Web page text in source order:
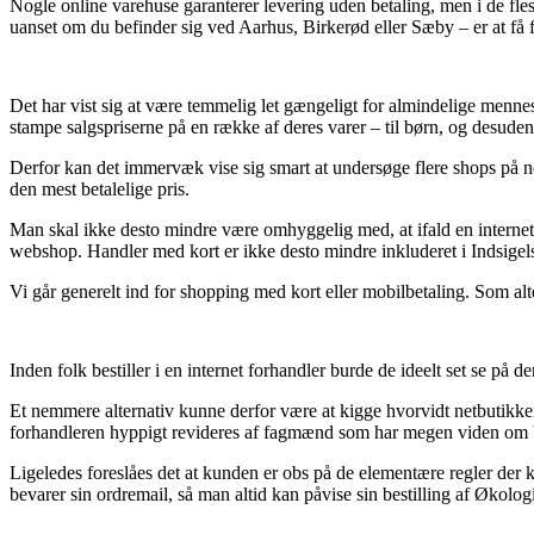
Nogle online varehuse garanterer levering uden betaling, men i de
uanset om du befinder sig ved Aarhus, Birkerød eller Sæby – er at
Det har vist sig at være temmelig let gængeligt for almindelige
stampe salgspriserne på en række af deres varer – til børn, og
Derfor kan det immervæk vise sig smart at undersøge flere shops på
den mest betalelige pris.
Man skal ikke desto mindre være omhyggelig med, at ifald en
webshop. Handler med kort er ikke desto mindre inkluderet i
Vi går generelt ind for shopping med kort eller mobilbetaling. Som
Inden folk bestiller i en internet forhandler burde de ideelt set se på
Et nemmere alternativ kunne derfor være at kigge hvorvidt
forhandleren hyppigt revideres af fagmænd som har megen viden
Ligeledes foreslåes det at kunden er obs på de elementære regler
bevarer sin ordremail, så man altid kan påvise sin bestilling af